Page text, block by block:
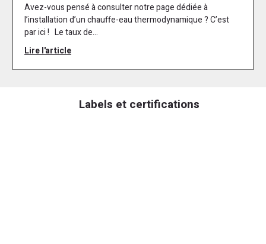
Avez-vous pensé à consulter notre page dédiée à
l’installation d’un chauffe-eau thermodynamique ? C’est
par ici ! Le taux de...
Lire l'article
Labels et certifications